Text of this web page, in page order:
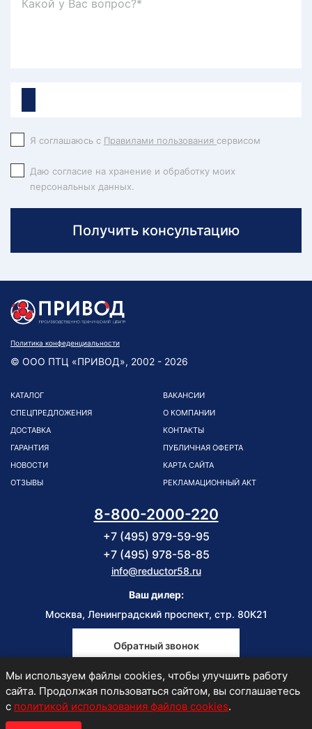
Я соглашаюсь с Правилами пользования сервисом
Даю согласие на хранение и обработку моих
персональных данных.
Получить консультацию
Политика конфеденциальности
© ООО ПТЦ «ПРИВОД», 2002 - 2026
КАТАЛОГ
СПЕЦПРЕДЛОЖЕНИЯ
ДОСТАВКА
ГАРАНТИЯ
НОВОСТИ
ОТЗЫВЫ
ВАКАНСИИ
О КОМПАНИИ
КОНТАКТЫ
ПУБЛИЧНАЯ ОФЕРТА
КАРТА САЙТА
РЕКЛАМАЦИОННЫЙ АКТ
8-800-2000-220
+7 (495) 979-59-95
+7 (495) 978-58-85
info@reductor58.ru
Ваш дилер:
Москва, Ленинградский проспект, стр. 80К21
Обратный звонок
Пн-Пт
9:00-18:00
Мы используем файлы cookies, чтобы улучшить работу
сайта. Продолжая пользоваться сайтом, вы соглашаетесь
с политикой использования файлов cookies.